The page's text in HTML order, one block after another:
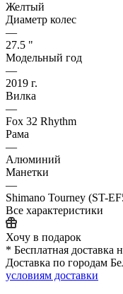
Желтый
Диаметр колес
—
27.5 "
Модельный год
—
2019 г.
Вилка
—
Fox 32 Rhythm
Рама
—
Алюминий
Манетки
—
Shimano Tourney (ST-
Все характеристики
Хочу в подарок
* Бесплатная доставка
Доставка по городам
условиям доставки